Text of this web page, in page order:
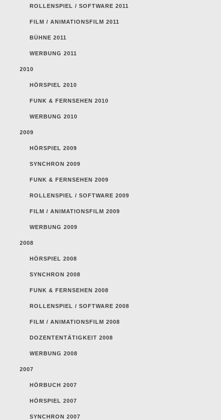
ROLLENSPIEL / SOFTWARE 2011
FILM / ANIMATIONSFILM 2011
BÜHNE 2011
WERBUNG 2011
2010
HÖRSPIEL 2010
FUNK & FERNSEHEN 2010
WERBUNG 2010
2009
HÖRSPIEL 2009
SYNCHRON 2009
FUNK & FERNSEHEN 2009
ROLLENSPIEL / SOFTWARE 2009
FILM / ANIMATIONSFILM 2009
WERBUNG 2009
2008
HÖRSPIEL 2008
SYNCHRON 2008
FUNK & FERNSEHEN 2008
ROLLENSPIEL / SOFTWARE 2008
FILM / ANIMATIONSFILM 2008
DOZENTENTÄTIGKEIT 2008
WERBUNG 2008
2007
HÖRBUCH 2007
HÖRSPIEL 2007
SYNCHRON 2007